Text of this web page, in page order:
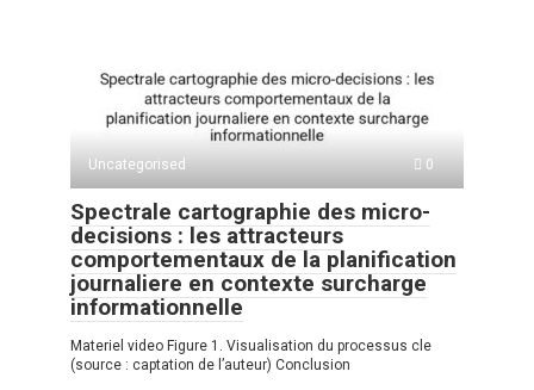
Uncategorised 0
Spectrale cartographie des micro-
decisions : les attracteurs
comportementaux de la planification
journaliere en contexte surcharge
informationnelle
Materiel video Figure 1. Visualisation du processus cle
(source : captation de l’auteur) Conclusion